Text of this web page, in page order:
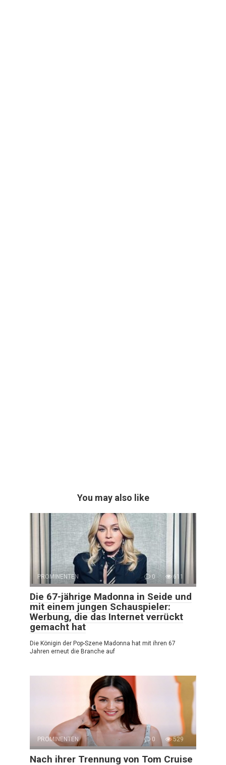
You may also like
PROMINENTEN 0 611
Die 67-jährige Madonna in Seide und
mit einem jungen Schauspieler:
Werbung, die das Internet verrückt
gemacht hat
Die Königin der Pop-Szene Madonna hat mit ihren 67
Jahren erneut die Branche auf
PROMINENTEN 0 529
Nach ihrer Trennung von Tom Cruise